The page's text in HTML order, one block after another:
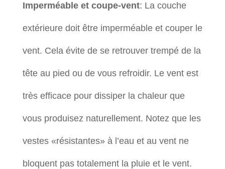
Imperméable et coupe-vent: La couche
extérieure doit être imperméable et couper le
vent. Cela évite de se retrouver trempé de la
tête au pied ou de vous refroidir. Le vent est
très efficace pour dissiper la chaleur que
vous produisez naturellement. Notez que les
vestes «résistantes» à l’eau et au vent ne
bloquent pas totalement la pluie et le vent.